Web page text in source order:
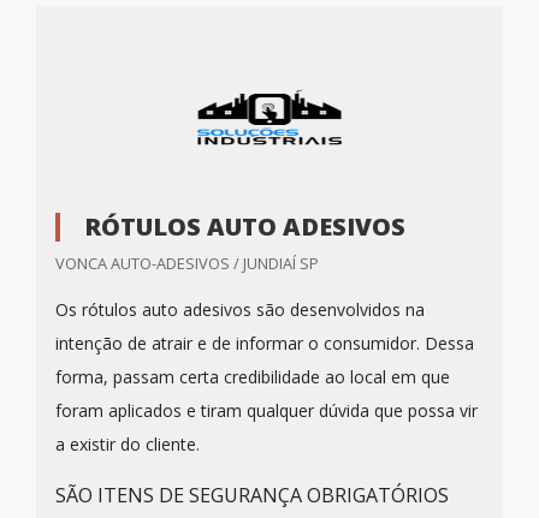
RÓTULOS AUTO ADESIVOS
VONCA AUTO-ADESIVOS / JUNDIAÍ SP
Os rótulos auto adesivos são desenvolvidos na
intenção de atrair e de informar o consumidor. Dessa
forma, passam certa credibilidade ao local em que
foram aplicados e tiram qualquer dúvida que possa vir
a existir do cliente.
SÃO ITENS DE SEGURANÇA OBRIGATÓRIOS